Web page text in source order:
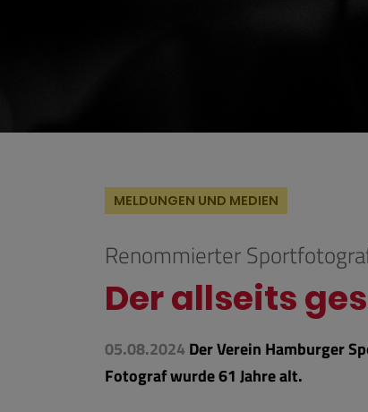
MELDUNGEN UND MEDIEN
Renommierter
Der allseits
05.08.2024 Der Verein Hamburger
Fotograf wurde 61 Jahre alt.